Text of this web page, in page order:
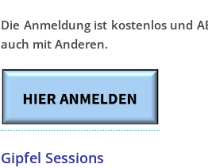
Die Anmeldung ist kostenlos und
auch mit Anderen.
Gipfel Sessions